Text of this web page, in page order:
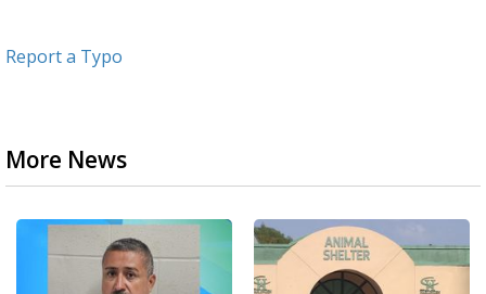
Report a Typo
More News